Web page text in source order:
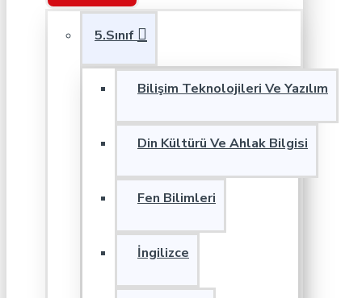
5.Sınıf
Bilişim Teknolojileri Ve Yazılım
Din Kültürü Ve Ahlak Bilgisi
Fen Bilimleri
İngilizce